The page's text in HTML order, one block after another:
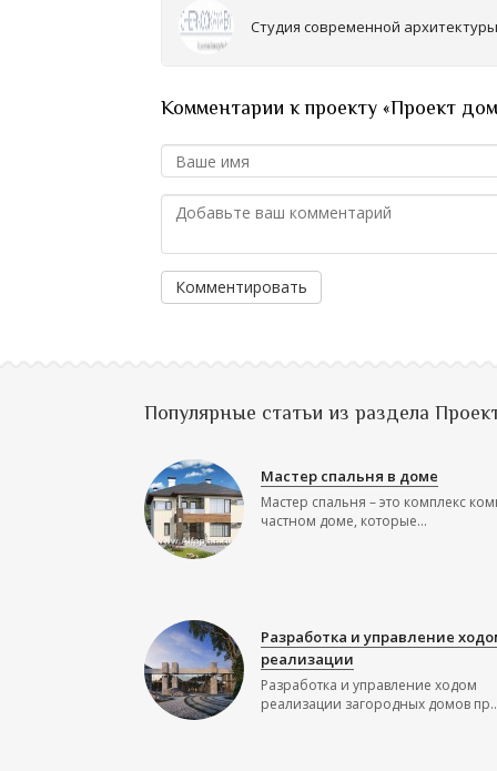
Студия современной
Комментарии к проекту «Проект
Комментировать
Популярные статьи из раздела
Мастер спальня в доме
Мастер спальня – это комплекс
частном доме, которые...
Разработка и управление
реализации
Разработка и управление ходом
реализации загородных домов